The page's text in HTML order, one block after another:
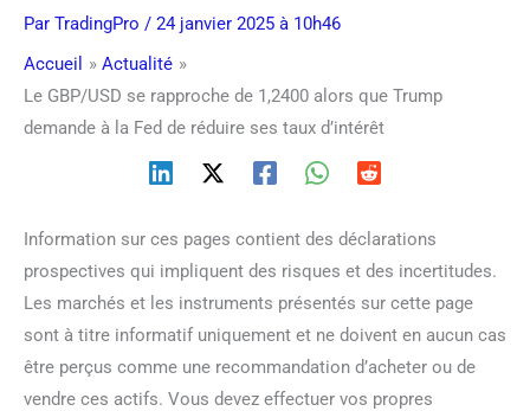
Par TradingPro / 24 janvier 2025 à 10h46
Accueil
Actualité
Le GBP/USD se rapproche de 1,2400 alors que Trump
demande à la Fed de réduire ses taux d’intérêt
Information sur ces pages contient des déclarations
prospectives qui impliquent des risques et des incertitudes.
Les marchés et les instruments présentés sur cette page
sont à titre informatif uniquement et ne doivent en aucun cas
être perçus comme une recommandation d’acheter ou de
vendre ces actifs. Vous devez effectuer vos propres